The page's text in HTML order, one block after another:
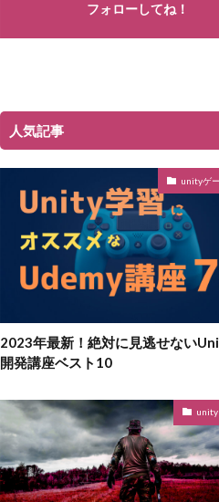
フォローしてね！
人気記事
unityゲ
2023年最新！絶対に見逃せない
開発講座ベスト10
unity